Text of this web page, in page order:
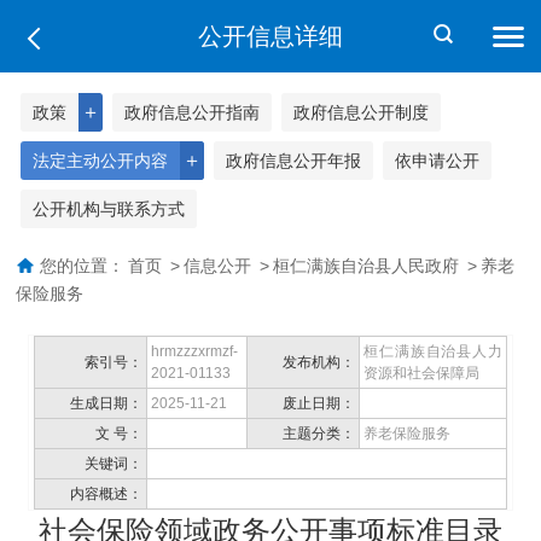
公开信息详细
＋
政策 政府信息公开指南 政府信息公开制度
＋
法定主动公开内容 政府信息公开年报 依申请公开
公开机构与联系方式
您的位置： 首页 > 信息公开 > 桓仁满族自治县人民政府 > 养老
保险服务
索引号：
hrmzzzxrmzf-
2021-01133
发布机构：
桓仁满族自治县人力
资源和社会保障局
生成日期：
2025-11-21
废止日期：
文 号：
主题分类：
养老保险服务
关键词：
内容概述：
社会保险领域政务公开事项标准目录